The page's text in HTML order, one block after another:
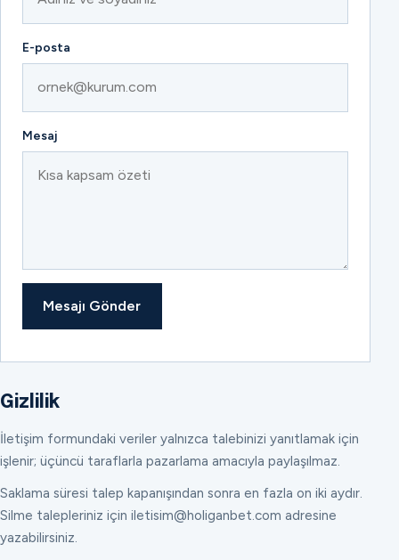
E-posta
Mesaj
Mesajı Gönder
Gizlilik
İletişim formundaki veriler yalnızca talebinizi yanıtlamak için
işlenir; üçüncü taraflarla pazarlama amacıyla paylaşılmaz.
Saklama süresi talep kapanışından sonra en fazla on iki aydır.
Silme talepleriniz için iletisim@holiganbet.com adresine
yazabilirsiniz.